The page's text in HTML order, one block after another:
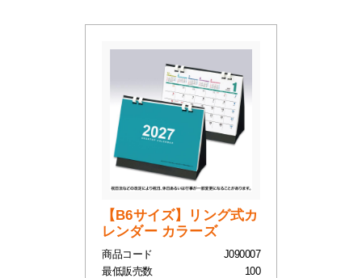
【B6サイズ】リング式カ
レンダー カラーズ
商品コード
J090007
最低販売数
100